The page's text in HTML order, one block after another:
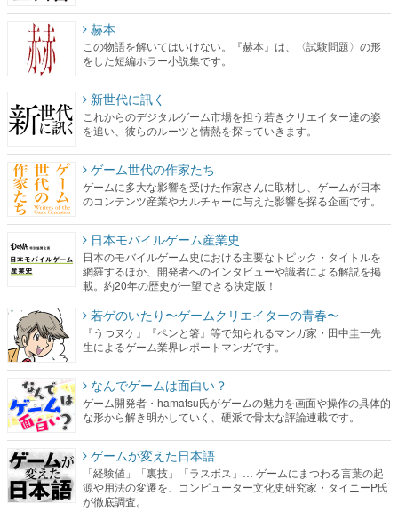
赫本
この物語を解いてはいけない。『赫本』は、〈試験問題〉の形
をした短編ホラー小説集です。
新世代に訊く
これからのデジタルゲーム市場を担う若きクリエイター達の姿
を追い、彼らのルーツと情熱を探っていきます。
ゲーム世代の作家たち
ゲームに多大な影響を受けた作家さんに取材し、ゲームが日本
のコンテンツ産業やカルチャーに与えた影響を探る企画です。
日本モバイルゲーム産業史
日本のモバイルゲーム史における主要なトピック・タイトルを
網羅するほか、開発者へのインタビューや識者による解説を掲
載。約20年の歴史が一望できる決定版！
若ゲのいたり〜ゲームクリエイターの青春〜
『うつヌケ』『ペンと箸』等で知られるマンガ家・田中圭一先
生によるゲーム業界レポートマンガです。
なんでゲームは面白い？
ゲーム開発者・hamatsu氏がゲームの魅力を画面や操作の具体的
な形から解き明かしていく、硬派で骨太な評論連載です。
ゲームが変えた日本語
「経験値」「裏技」「ラスボス」… ゲームにまつわる言葉の起
源や用法の変遷を、コンピューター文化史研究家・タイニーP氏
が徹底調査。